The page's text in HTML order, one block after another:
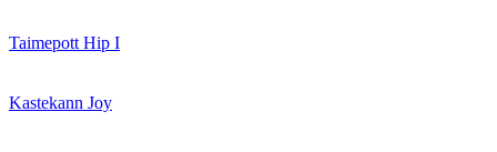
Taimepott Hip I
Kastekann Joy